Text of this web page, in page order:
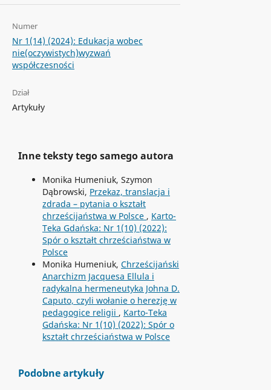
Numer
Nr 1(14) (2024): Edukacja wobec
nie(oczywistych)wyzwań
współczesności
Dział
Artykuły
Inne teksty tego samego autora
Monika Humeniuk, Szymon
Dąbrowski, Przekaz, translacja i
zdrada – pytania o kształt
chrześcijaństwa w Polsce , Karto-
Teka Gdańska: Nr 1(10) (2022):
Spór o kształt chrześciaństwa w
Polsce
Monika Humeniuk, Chrześcijański
Anarchizm Jacquesa Ellula i
radykalna hermeneutyka Johna D.
Caputo, czyli wołanie o herezję w
pedagogice religii , Karto-Teka
Gdańska: Nr 1(10) (2022): Spór o
kształt chrześciaństwa w Polsce
Podobne artykuły